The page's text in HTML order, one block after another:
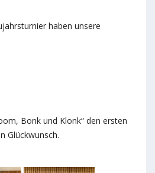
haben unsere
Bonk und Klonk“ den ersten
Glückwunsch.